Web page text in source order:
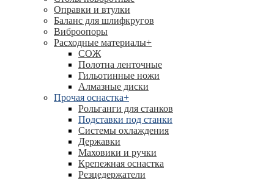
Оправки и втулки
Баланс для шлифкругов
Виброопоры
Расходные материалы+
СОЖ
Полотна ленточные
Гильотинные ножи
Алмазные диски
Прочая оснастка+
Рольганги для станков
Подставки под станки
Системы охлаждения
Державки
Маховики и ручки
Крепежная оснастка
Резцедержатели